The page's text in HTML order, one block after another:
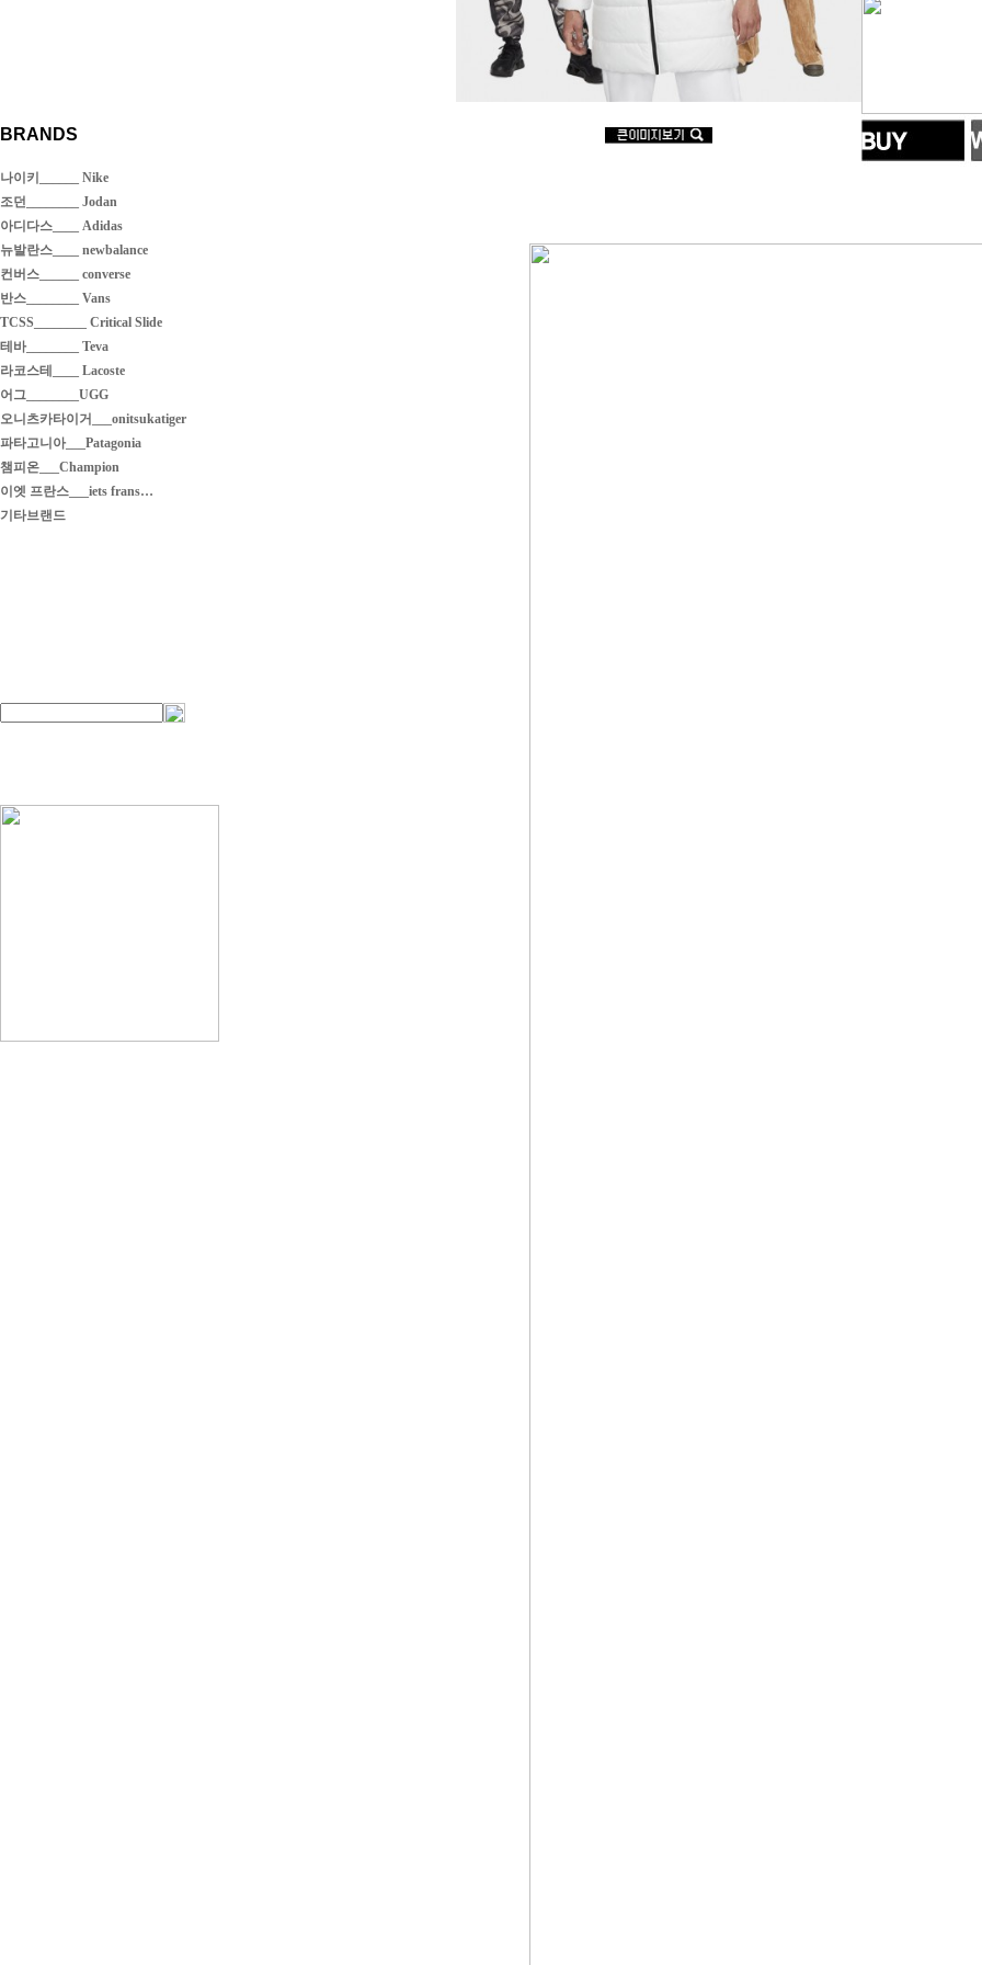
BRANDS
나이키______ Nike
조던________ Jodan
아디다스____ Adidas
뉴발란스____ newbalance
컨버스______ converse
반스________ Vans
TCSS________ Critical Slide
테바________ Teva
라코스테____ Lacoste
어그________UGG
오니츠카타이거___onitsukatiger
파타고니아___Patagonia
챔피온___Champion
이엣 프란스___iets frans…
기타브랜드